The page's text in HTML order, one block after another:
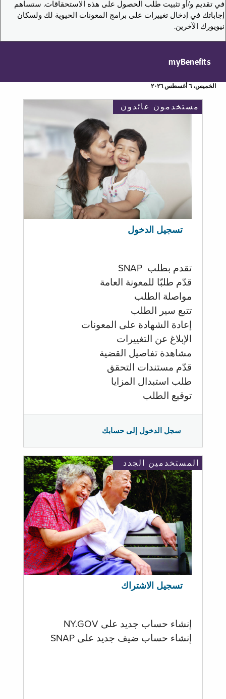
في تقديم و/أو تثبيت طلب الحصول على هذه الاستحقاقات. ستساهم
إجاباتك في إدخال تغييرات على برامج المعونات الحيوية لك ولسكان
نيويورك الآخرين.
myBenefits
الخميس، ٦ أغسطس ٢٠٢٦
مستخدمون عائدون
تسجيل الدخول
تقدم بطلب SNAP
قدّم طلبّا للمعونة العامة
مواصلة الطلب
تتبع سير الطلب
إعادة الشهادة على المعونات
الإبلاغ عن التغييرات
مشاهدة تفاصيل القضية
قدّم مستندات التحقق
طلب استبدال المزايا
توقيع الطلب
سجل الدخول إلى حسابك
المستخدمين الجدد
تسجيل الاشتراك
إنشاء حساب جديد على NY.GOV
إنشاء حساب ضيف جديد على SNAP